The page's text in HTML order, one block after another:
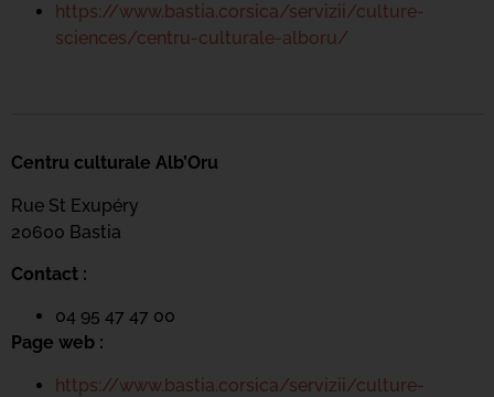
https://www.bastia.corsica/servizii/culture-
sciences/centru-culturale-alboru/
Centru culturale Alb’Oru
Rue St Exupéry
20600 Bastia
Contact :
04 95 47 47 00
Page web :
https://www.bastia.corsica/servizii/culture-